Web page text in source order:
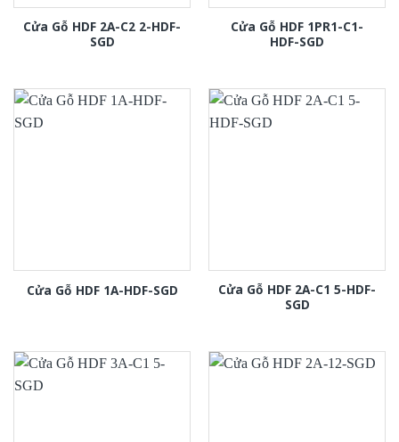
Cửa Gỗ HDF 2A-C2 2-HDF-
SGD
Cửa Gỗ HDF 1PR1-C1-
HDF-SGD
Cửa Gỗ HDF 1A-HDF-SGD
Cửa Gỗ HDF 2A-C1 5-HDF-
SGD